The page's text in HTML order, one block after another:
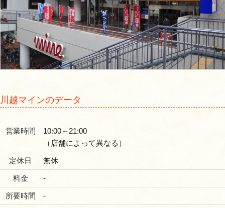
川越マインのデータ
営業時間
10:00～21:00
（店舗によって異なる）
定休日 無休
料金 ‐
所要時間 ‐